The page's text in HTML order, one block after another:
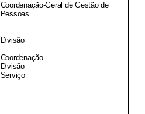
Coordenação-Geral de Gestão de
Pessoas
Divisão
Coordenação
Divisão
Serviço